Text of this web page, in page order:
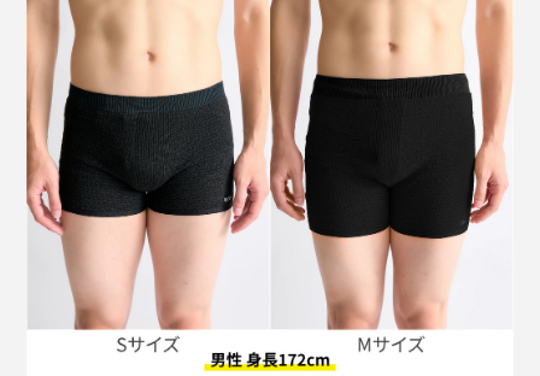
済みの繊維からポリエステルを作ることは、ラボレベル
の技術としては可能でも、商業ベースにのせることは限
りなく不可能とされていました。
しかし、様々な困難にも立ち向かい北九州市に自社プラ
ントを建設。
使用済みの服を回収
繊維から再生ポリエステルを作る
その繊維で服を作る
ビジネスとして成立させる
地球のためにも、私のためにも、『BRING』はず〜っと
続いてほしいブランドです。